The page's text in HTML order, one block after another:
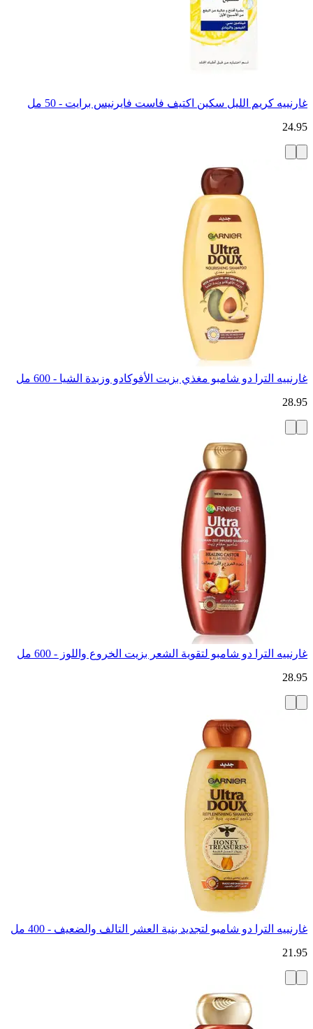
غارنييه كريم الليل سكين اكتيف فاست فايرنيس برايت - 50 مل
24.95
غارنييه الترا دو شامبو مغذي بزيت الأفوكادو وزبدة الشيا - 600 مل
28.95
غارنييه الترا دو شامبو لتقوية الشعر بزيت الخروع واللوز - 600 مل
28.95
غارنييه الترا دو شامبو لتجديد بنية العشر التالف والضعيف - 400 مل
21.95